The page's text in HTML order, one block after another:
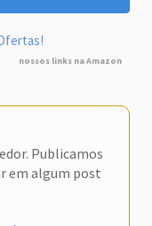
nossos links na Amazon
Publicamos
em algum post